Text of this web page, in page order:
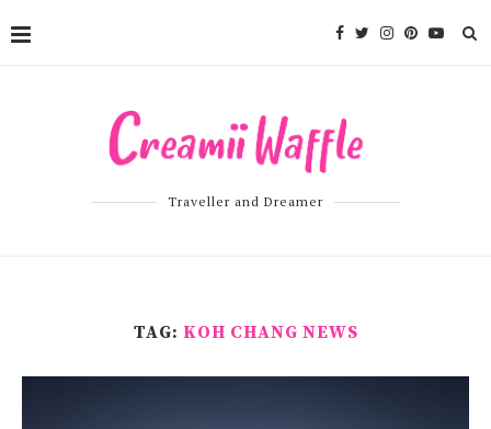
Traveller and Dreamer
TAG: KOH CHANG NEWS